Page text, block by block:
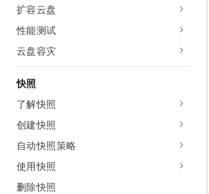
扩容云盘
性能测试
云盘容灾
快照
了解快照
创建快照
自动快照策略
使用快照
删除快照